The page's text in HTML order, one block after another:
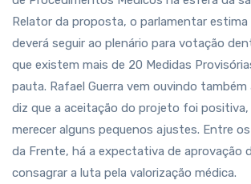
Relator da proposta, o parlamentar
deverá seguir ao plenário para votação
que existem mais de 20 Medidas
pauta. Rafael Guerra vem ouvindo também
diz que a aceitação do projeto foi positiva,
merecer alguns pequenos ajustes. Entre
da Frente, há a expectativa de aprovação
consagrar a luta pela valorização médica.